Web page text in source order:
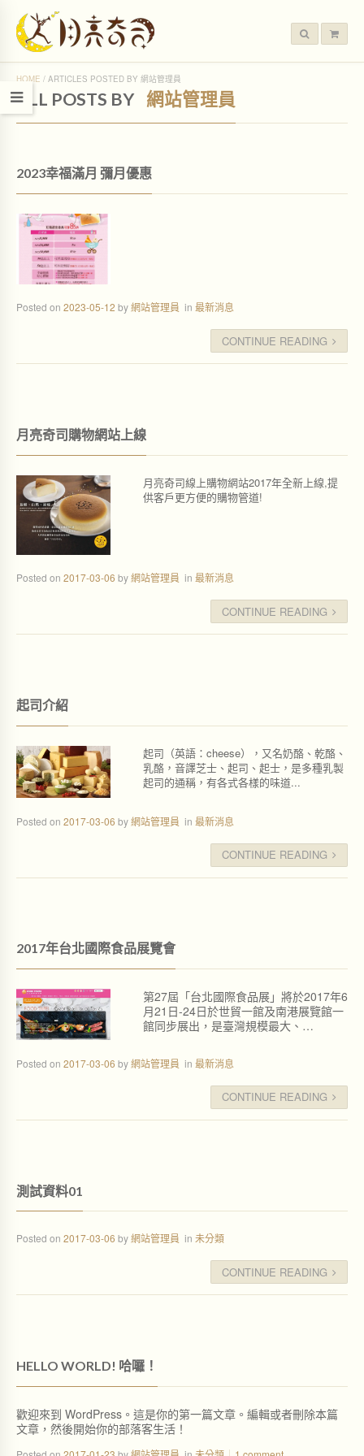
HOME / ARTICLES POSTED BY 網站管理員
ALL POSTS BY 網站管理員
2023幸福滿月 彌月優惠
Posted on 2023-05-12 by網站管理員 in 最新消息
CONTINUE READING
月亮奇司購物網站上線
月亮奇司線上購物網站2017年全新上線,提
供客戶更方便的購物管道!
Posted on 2017-03-06 by網站管理員 in 最新消息
CONTINUE READING
起司介紹
起司（英語：cheese），又名奶酪、乾酪、
乳酪，音譯芝士、起司、起士，是多種乳製
起司的通稱，有各式各樣的味道...
Posted on 2017-03-06 by網站管理員 in 最新消息
CONTINUE READING
2017年台北國際食品展覽會
第27屆「台北國際食品展」將於2017年6
月21日-24日於世貿一館及南港展覽館一
館同步展出，是臺灣規模最大、…
Posted on 2017-03-06 by網站管理員 in 最新消息
CONTINUE READING
測試資料01
Posted on 2017-03-06 by網站管理員 in 未分類
CONTINUE READING
HELLO WORLD! 哈囉！
歡迎來到 WordPress。這是你的第一篇文章。編輯或者刪除本篇
文章，然後開始你的部落客生活！